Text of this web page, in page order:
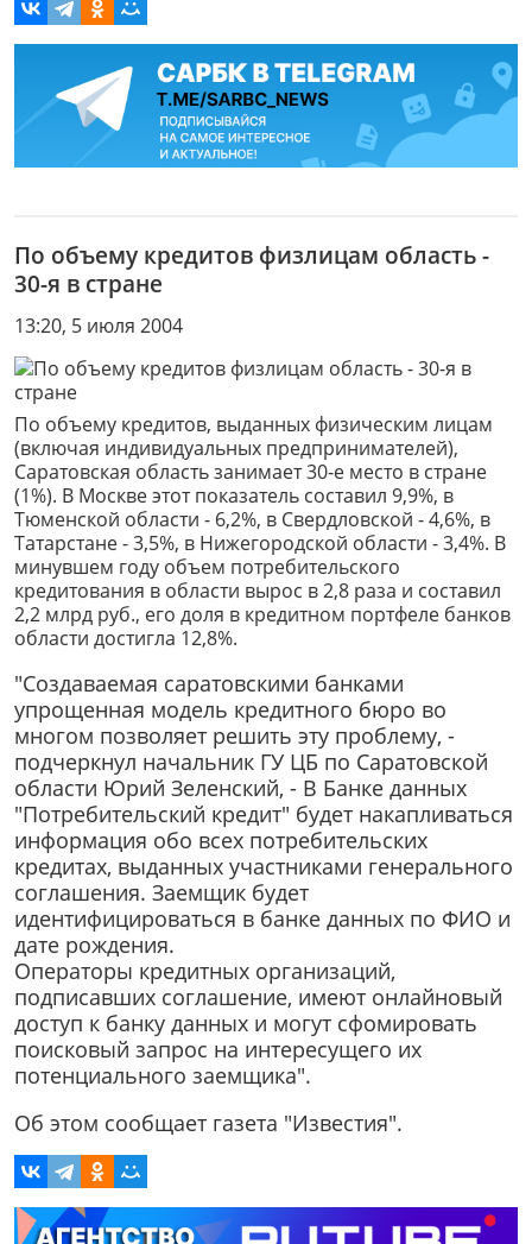
По объему кредитов физлицам область -
30-я в стране
13:20, 5 июля 2004
По объему кредитов, выданных физическим лицам
(включая индивидуальных предпринимателей),
Саратовская область занимает 30-е место в стране
(1%). В Москве этот показатель составил 9,9%, в
Тюменской области - 6,2%, в Свердловской - 4,6%, в
Татарстане - 3,5%, в Нижегородской области - 3,4%. В
минувшем году объем потребительского
кредитования в области вырос в 2,8 раза и составил
2,2 млрд руб., его доля в кредитном портфеле банков
области достигла 12,8%.
"Создаваемая саратовскими банками
упрощенная модель кредитного бюро во
многом позволяет решить эту проблему, -
подчеркнул начальник ГУ ЦБ по Саратовской
области Юрий Зеленский, - В Банке данных
"Потребительский кредит" будет накапливаться
информация обо всех потребительских
кредитах, выданных участниками генерального
соглашения. Заемщик будет
идентифицироваться в банке данных по ФИО и
дате рождения.
Операторы кредитных организаций,
подписавших соглашение, имеют онлайновый
доступ к банку данных и могут сфомировать
поисковый запрос на интересущего их
потенциального заемщика".
Об этом сообщает газета "Известия".